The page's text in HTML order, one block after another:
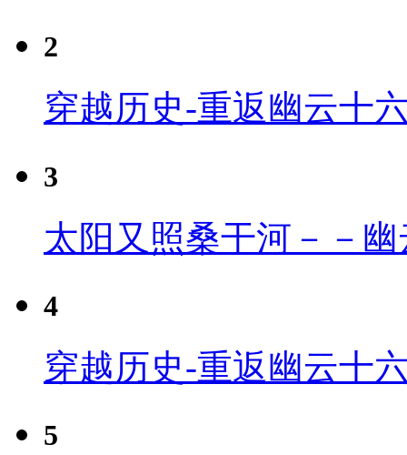
2
穿越历史-重返幽云十
3
太阳又照桑干河－－
4
穿越历史-重返幽云十
5